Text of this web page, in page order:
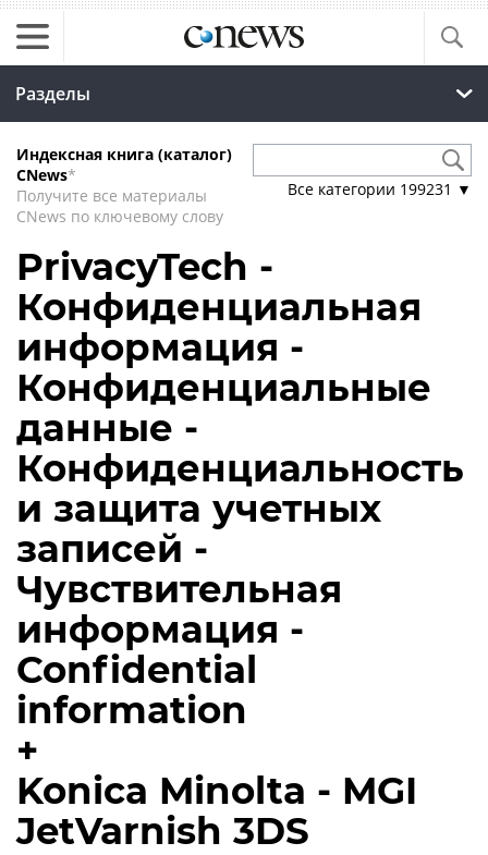
Разделы
Индексная книга (каталог)
CNews*
Получите все материалы
CNews по ключевому слову
Все категории 199231 ▼
PrivacyTech -
Конфиденциальная
информация -
Конфиденциальные
данные -
Конфиденциальность
и защита учетных
записей -
Чувствительная
информация -
Confidential
information
+
Konica Minolta - MGI
JetVarnish 3DS